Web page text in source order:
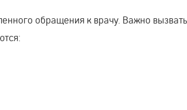
обращения к врачу. Важно вызвать